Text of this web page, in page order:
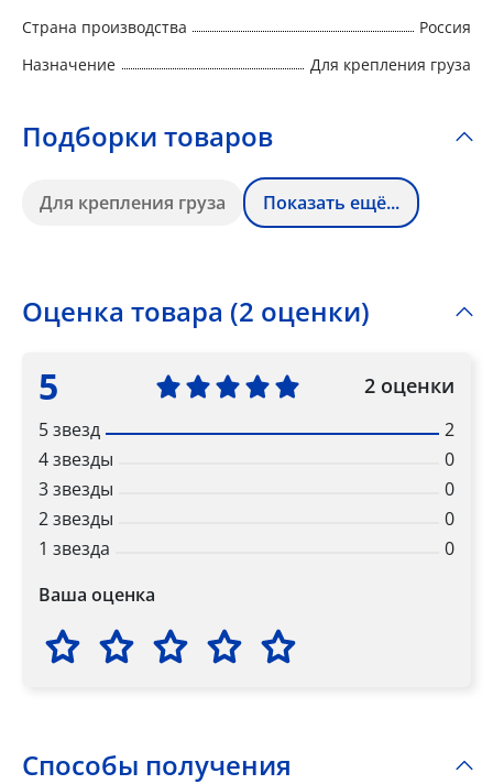
Страна производства
Россия
Назначение
Для крепления груза
Подборки товаров
Для крепления груза Показать ещё...
Оценка товара (2 оценки)
5 2 оценки
5 звезд
2
4 звезды
0
3 звезды
0
2 звезды
0
1 звезда
0
Ваша оценка
Способы получения